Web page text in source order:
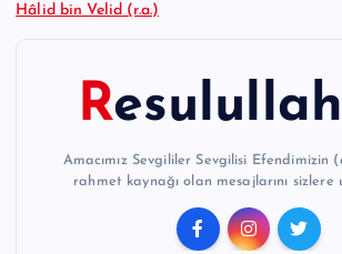
Hâlid bin Velid (r.a.)
Amacımız Sevgililer Sevgilisi Efendimizin
rahmet kaynağı olan mesajlarını sizlere